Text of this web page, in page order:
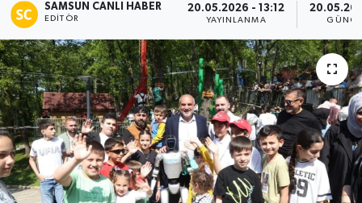
SAMSUN CANLI HABER
EDITÖR
20.05.2026 - 13:12
YAYINLANMA
Manşet Haberi